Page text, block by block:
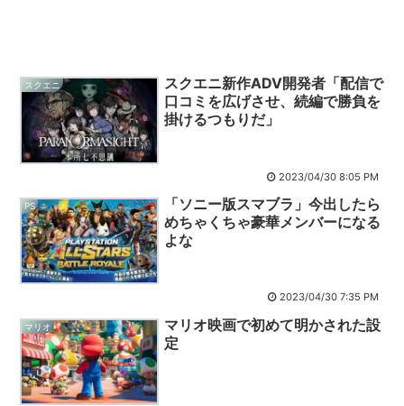
スクエニ
スクエニ新作ADV開発者「配信で
口コミを広げさせ、続編で勝負を
掛けるつもりだ」
2023/04/30 8:05 PM
PS
「ソニー版スマブラ」今出したら
めちゃくちゃ豪華メンバーになる
よな
2023/04/30 7:35 PM
マリオ
マリオ映画で初めて明かされた設
定